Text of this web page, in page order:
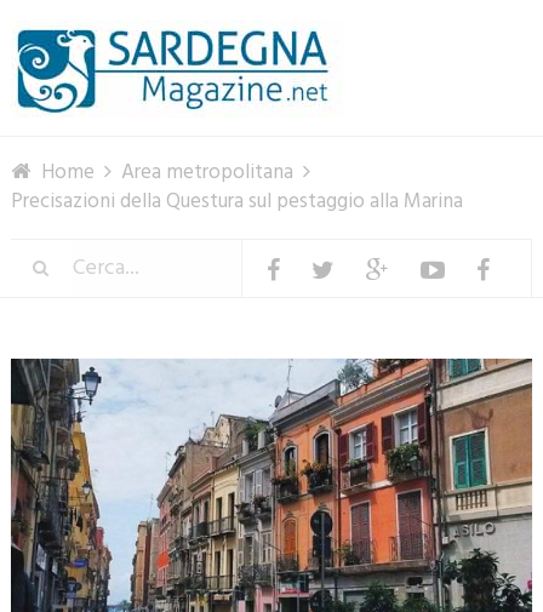
Home
Area metropolitana
Precisazioni della Questura sul pestaggio alla Marina